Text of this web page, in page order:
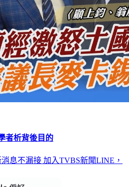
者析背後目的
息不漏接 加入TVBS新聞LINE，